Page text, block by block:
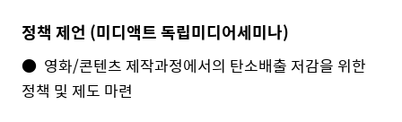
정책 제언 (미디액트 독립미디어세미나)
● 영화/콘텐츠 제작과정에서의 탄소배출 저감을 위한
정책 및 제도 마련